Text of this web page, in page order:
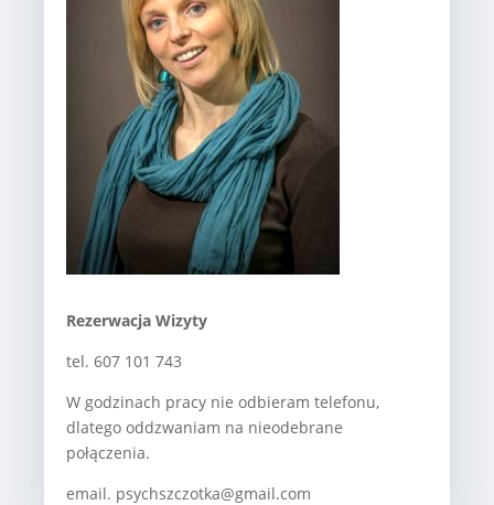
Rezerwacja Wizyty
tel. 607 101 743
W godzinach pracy nie odbieram telefonu,
dlatego oddzwaniam na nieodebrane
połączenia.
email. psychszczotka@gmail.com